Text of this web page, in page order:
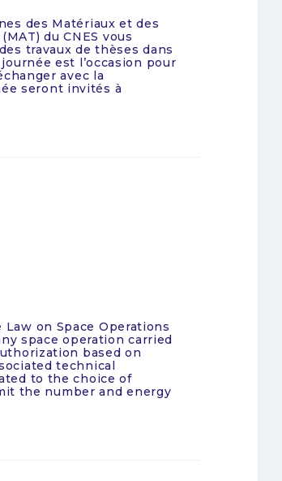
des Matériaux et des
du CNES vous
travaux de thèses dans
est l’occasion pour
avec la
seront invités à
on Space Operations
space operation carried
based on
technical
to the choice of
the number and energy